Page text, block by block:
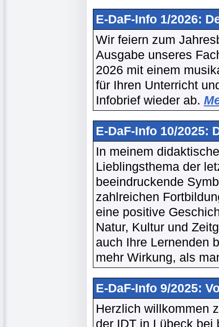
E-DaF-Info 1/2026:
Wir feiern zum
Ausgabe unseres
2026 mit einem
für Ihren Unterricht
Infobrief wieder ab.
E-DaF-Info 10/2025:
In meinem
Lieblingsthema der
beeindruckende
zahlreichen
eine positive
Natur, Kultur und
auch Ihre Lernenden
mehr Wirkung, als
E-DaF-Info 9/2025:
Herzlich willkommen
der IDT in Lübeck bei